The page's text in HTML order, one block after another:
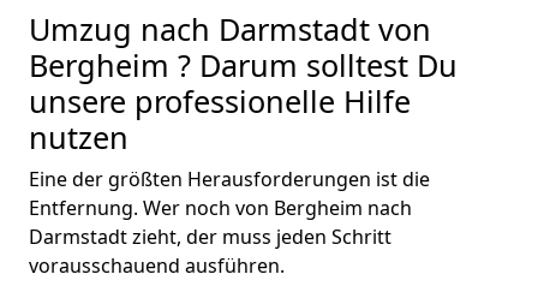
Umzug nach Darmstadt von
Bergheim ? Darum solltest Du
unsere professionelle Hilfe
nutzen
Eine der größten Herausforderungen ist die
Entfernung. Wer noch von Bergheim nach
Darmstadt zieht, der muss jeden Schritt
vorausschauend ausführen.